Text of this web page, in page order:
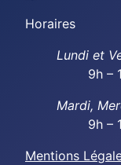
Horaires
Lundi et
9h –
Mardi,
9h –
Mentions